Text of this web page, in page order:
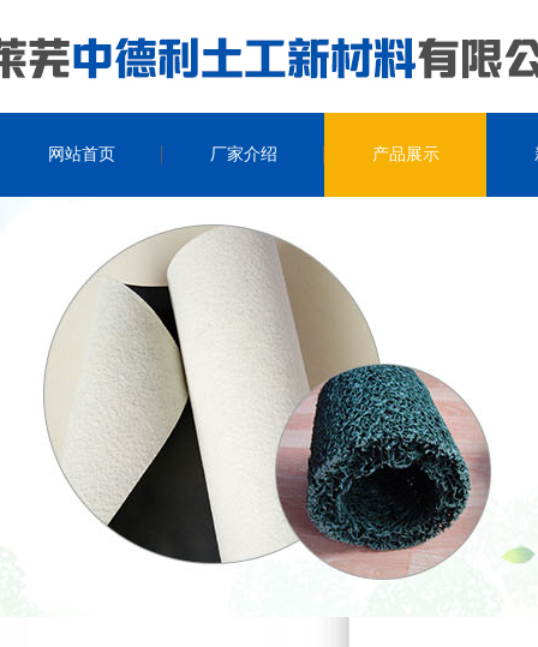
网站首页 厂家介绍 产品展示